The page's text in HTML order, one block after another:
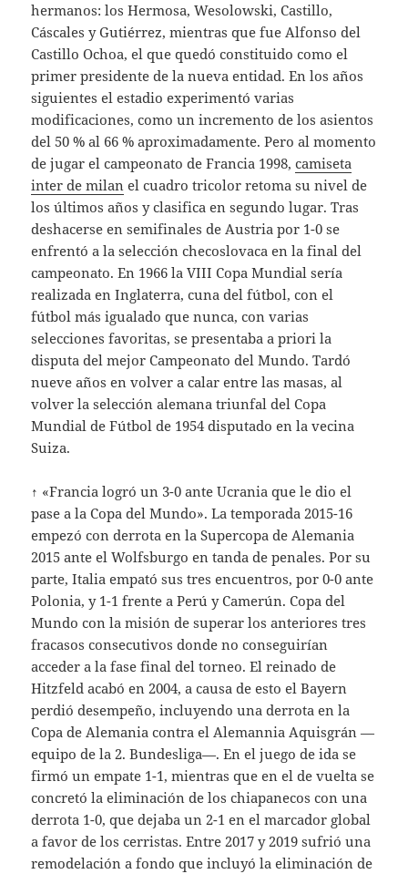
hermanos: los Hermosa, Wesolowski, Castillo,
Cáscales y Gutiérrez, mientras que fue Alfonso del
Castillo Ochoa, el que quedó constituido como el
primer presidente de la nueva entidad. En los años
siguientes el estadio experimentó varias
modificaciones, como un incremento de los asientos
del 50 % al 66 % aproximadamente. Pero al momento
de jugar el campeonato de Francia 1998,camiseta
inter de milan el cuadro tricolor retoma su nivel de
los últimos años y clasifica en segundo lugar. Tras
deshacerse en semifinales de Austria por 1-0 se
enfrentó a la selección checoslovaca en la final del
campeonato. En 1966 la VIII Copa Mundial sería
realizada en Inglaterra, cuna del fútbol, con el
fútbol más igualado que nunca, con varias
selecciones favoritas, se presentaba a priori la
disputa del mejor Campeonato del Mundo. Tardó
nueve años en volver a calar entre las masas, al
volver la selección alemana triunfal del Copa
Mundial de Fútbol de 1954 disputado en la vecina
Suiza.
↑ «Francia logró un 3-0 ante Ucrania que le dio el
pase a la Copa del Mundo». La temporada 2015-16
empezó con derrota en la Supercopa de Alemania
2015 ante el Wolfsburgo en tanda de penales. Por su
parte, Italia empató sus tres encuentros, por 0-0 ante
Polonia, y 1-1 frente a Perú y Camerún. Copa del
Mundo con la misión de superar los anteriores tres
fracasos consecutivos donde no conseguirían
acceder a la fase final del torneo. El reinado de
Hitzfeld acabó en 2004, a causa de esto el Bayern
perdió desempeño, incluyendo una derrota en la
Copa de Alemania contra el Alemannia Aquisgrán —
equipo de la 2. Bundesliga—. En el juego de ida se
firmó un empate 1-1, mientras que en el de vuelta se
concretó la eliminación de los chiapanecos con una
derrota 1-0, que dejaba un 2-1 en el marcador global
a favor de los cerristas. Entre 2017 y 2019 sufrió una
remodelación a fondo que incluyó la eliminación de